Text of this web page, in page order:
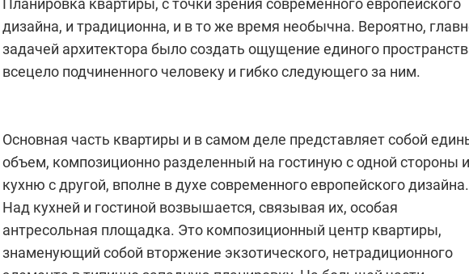
Планировка квартиры, с точки зрения современного европейского
дизайна, и традиционна, и в то же время необычна. Вероятно,
задачей архитектора было создать ощущение единого
всецело подчиненного человеку и гибко следующего за ним.
Основная часть квартиры и в самом деле представляет собой
объем, композиционно разделенный на гостиную с одной стороны и
кухню с другой, вполне в духе современного европейского дизайна.
Над кухней и гостиной возвышается, связывая их, особая
антресольная площадка. Это композиционный центр квартиры,
знаменующий собой вторжение экзотического, нетрадиционного